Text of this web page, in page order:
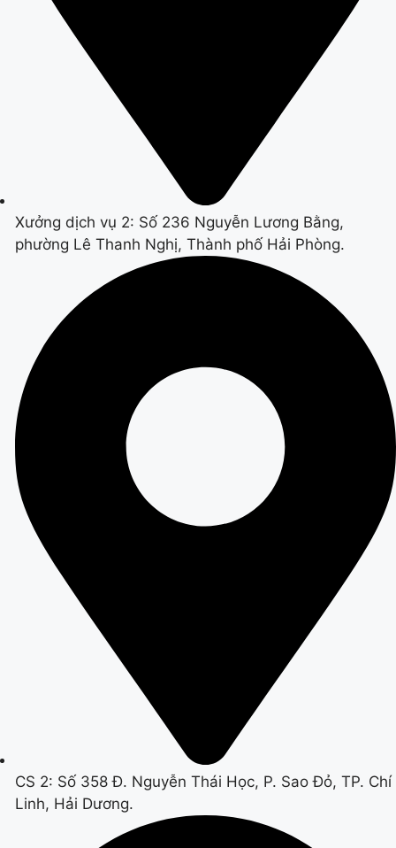
Xưởng dịch vụ 2: Số 236 Nguyễn Lương Bằng,
phường Lê Thanh Nghị, Thành phố Hải Phòng.
CS 2: Số 358 Đ. Nguyễn Thái Học, P. Sao Đỏ, TP. Chí
Linh, Hải Dương.